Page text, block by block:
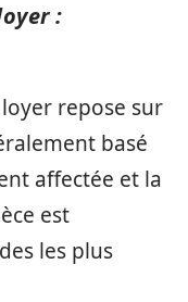
:
repose sur
basé
affectée et la
est
les plus